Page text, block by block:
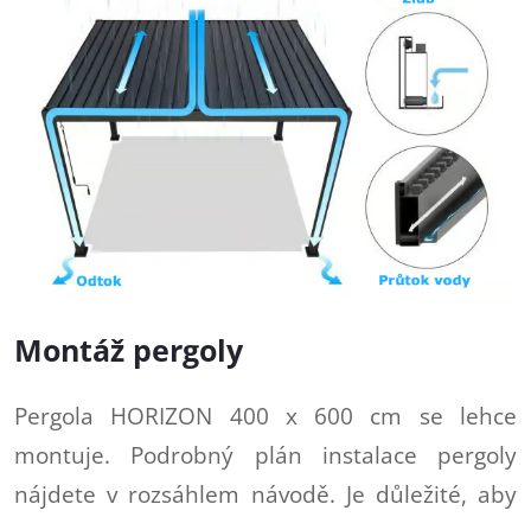
Montáž pergoly
Pergola HORIZON 400 x 600 cm se lehce
montuje. Podrobný plán instalace pergoly
nájdete v rozsáhlem návodě. Je důležité, aby